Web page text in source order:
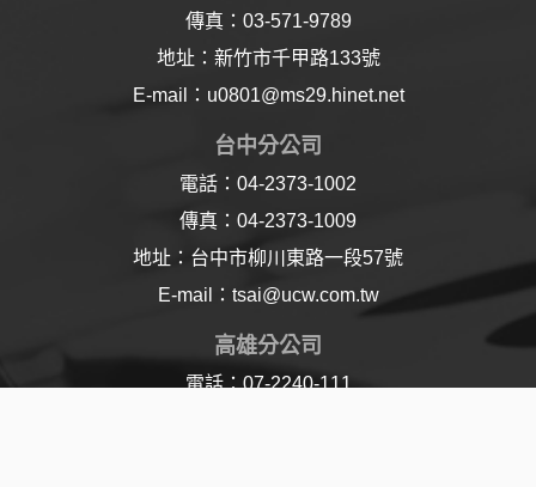
傳真：03-571-9789
地址：新竹市千甲路133號
E-mail：u0801@ms29.hinet.net
台中分公司
電話：04-2373-1002
傳真：04-2373-1009
地址：台中市柳川東路一段57號
E-mail：tsai@ucw.com.tw
高雄分公司
電話：07-2240-111